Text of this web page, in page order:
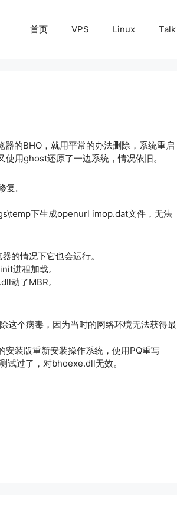
首页 VPS Linux Talk
的BHO，就用平常的办法删除，系统重启
用ghost还原了一边系统，情况依旧。
。
下生成openurl imop.dat文件，无法
的情况下它也会运行。
进程加载。
动了MBR。
这个病毒，因为当时的网络环境无法获得最
装版重新安装操作系统，使用PQ重写
试过了，对bhoexe.dll无效。